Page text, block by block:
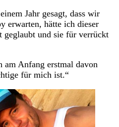
Jahr gesagt, dass wir
erwarten, hätte ich dieser
geglaubt und sie für verrückt
Anfang erstmal davon
für mich ist.“